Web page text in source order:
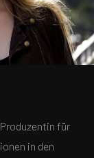
für
in den